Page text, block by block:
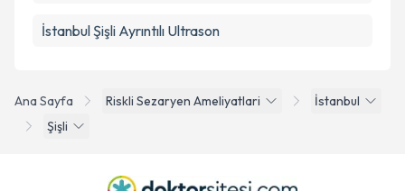
Ana Sayfa Riskli Sezaryen Ameliyatlari
İstanbul
Şişli
İstanbul Şişli Ayrıntılı Ultrason